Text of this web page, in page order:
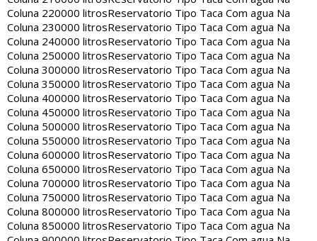
Coluna 220000 litrosReservatorio Tipo Taca Com agua Na
Coluna 230000 litrosReservatorio Tipo Taca Com agua Na
Coluna 240000 litrosReservatorio Tipo Taca Com agua Na
Coluna 250000 litrosReservatorio Tipo Taca Com agua Na
Coluna 300000 litrosReservatorio Tipo Taca Com agua Na
Coluna 350000 litrosReservatorio Tipo Taca Com agua Na
Coluna 400000 litrosReservatorio Tipo Taca Com agua Na
Coluna 450000 litrosReservatorio Tipo Taca Com agua Na
Coluna 500000 litrosReservatorio Tipo Taca Com agua Na
Coluna 550000 litrosReservatorio Tipo Taca Com agua Na
Coluna 600000 litrosReservatorio Tipo Taca Com agua Na
Coluna 650000 litrosReservatorio Tipo Taca Com agua Na
Coluna 700000 litrosReservatorio Tipo Taca Com agua Na
Coluna 750000 litrosReservatorio Tipo Taca Com agua Na
Coluna 800000 litrosReservatorio Tipo Taca Com agua Na
Coluna 850000 litrosReservatorio Tipo Taca Com agua Na